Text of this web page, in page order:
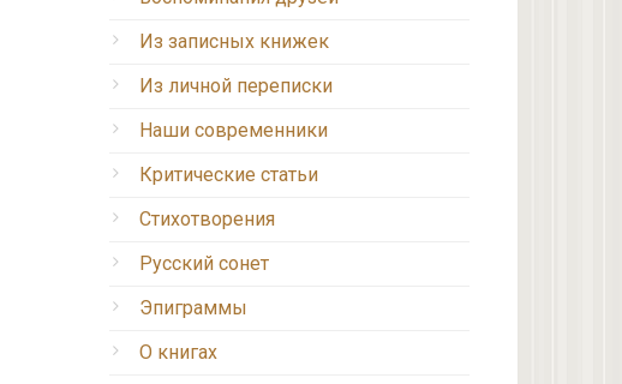
Из записных книжек
Из личной переписки
Наши современники
Критические статьи
Стихотворения
Русский сонет
Эпиграммы
О книгах